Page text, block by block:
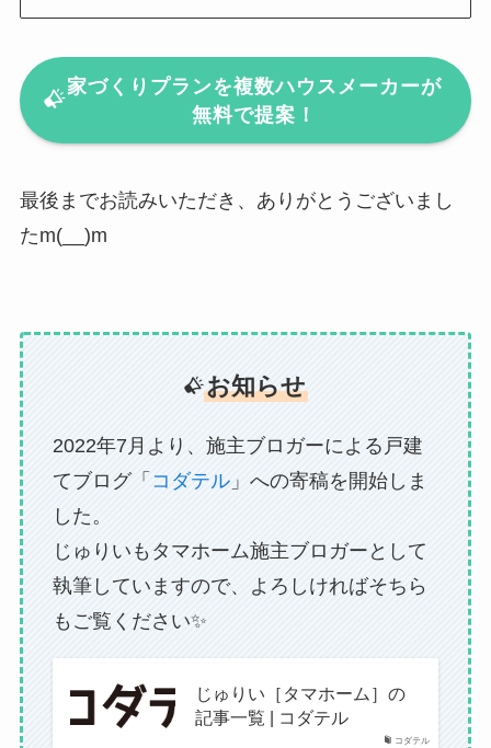
家づくりプランを複数ハウスメーカーが
無料で提案！
最後までお読みいただき、ありがとうございまし
たm(__)m
お知らせ
2022年7月より、施主ブロガーによる戸建
てブログ「 コダテル」への寄稿を開始しま
した。
じゅりいもタマホーム施主ブロガーとして
執筆していますので、よろしければそちら
もご覧ください✨
コダテル
じゅりい［タマホーム］の
記事一覧 | コダテル